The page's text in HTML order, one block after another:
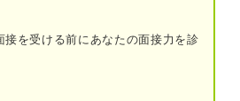
師の履歴書の志望動機・自己PR例文
接を受ける前にあなたの面接力を診